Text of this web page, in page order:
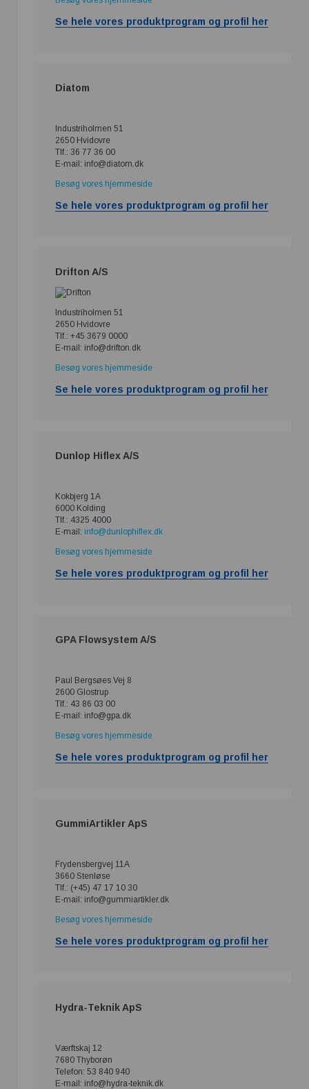
Se hele vores produktprogram og profil her
Diatom
Industriholmen 51
2650 Hvidovre
Tlf.: 36 77 36 00
E-mail: info@diatom.dk
Besøg vores hjemmeside
Se hele vores produktprogram og profil her
Drifton A/S
Industriholmen 51
2650 Hvidovre
Tlf.: +45 3679 0000
E-mail: info@drifton.dk
Besøg vores hjemmeside
Se hele vores produktprogram og profil her
Dunlop Hiflex A/S
Kokbjerg 1A
6000 Kolding
Tlf.: 4325 4000
E-mail: info@dunlophiflex.dk
Besøg vores hjemmeside
Se hele vores produktprogram og profil her
GPA Flowsystem A/S
Paul Bergsøes Vej 8
2600 Glostrup
Tlf.: 43 86 03 00
E-mail: info@gpa.dk
Besøg vores hjemmeside
Se hele vores produktprogram og profil her
GummiArtikler ApS
Frydensbergvej 11A
3660 Stenløse
Tlf.: (+45) 47 17 10 30
E-mail: info@gummiartikler.dk
Besøg vores hjemmeside
Se hele vores produktprogram og profil her
Hydra-Teknik ApS
Værftskaj 12
7680 Thyborøn
Telefon: 53 840 940
E-mail: info@hydra-teknik.dk